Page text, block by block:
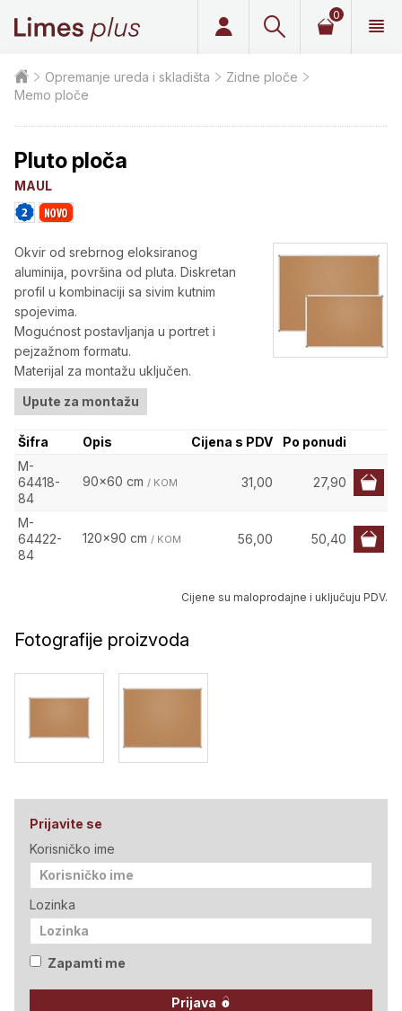
0
Opremanje ureda i skladišta
Zidne ploče
Memo ploče
Pluto ploča
MAUL
Okvir od srebrnog eloksiranog
aluminija, površina od pluta. Diskretan
profil u kombinaciji sa sivim kutnim
spojevima.
Mogućnost postavljanja u portret i
pejzažnom formatu.
Materijal za montažu uključen.
Upute za montažu
Šifra Opis Cijena s PDV
Po ponudi
M-
64418-
84
90x60 cm / KOM 31,00 27,90
M-
64422-
84
120x90 cm / KOM 56,00 50,40
Cijene su maloprodajne i uključuju PDV.
Fotografije proizvoda
Prijavite se
Korisničko ime
Lozinka
Zapamti me
Prijava